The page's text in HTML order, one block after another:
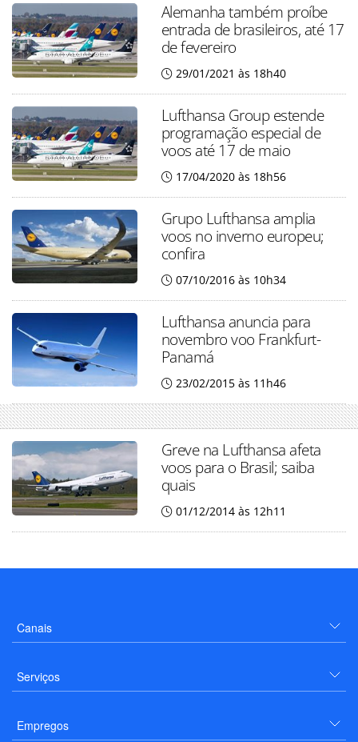
Alemanha também proíbe
entrada de brasileiros, até 17
de fevereiro
29/01/2021 às 18h40
Lufthansa Group estende
programação especial de
voos até 17 de maio
17/04/2020 às 18h56
Grupo Lufthansa amplia
voos no inverno europeu;
confira
07/10/2016 às 10h34
Lufthansa anuncia para
novembro voo Frankfurt-
Panamá
23/02/2015 às 11h46
Greve na Lufthansa afeta
voos para o Brasil; saiba
quais
01/12/2014 às 12h11
Canais
Serviços
Empregos